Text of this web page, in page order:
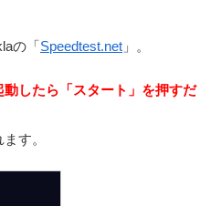
の「Speedtest.net 」。
したら「スタート」を押すだ
す。